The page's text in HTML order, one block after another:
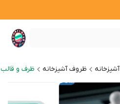
آشپزخانه ظروف آشپزخانه ظرف و